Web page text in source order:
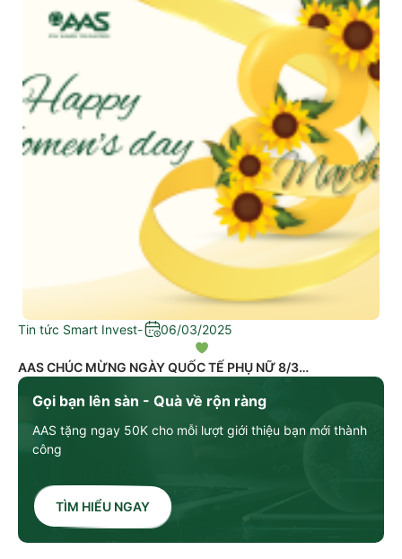
Gọi bạn lên sàn - Quà về rộn ràng
AAS tặng ngay 50K cho mỗi lượt giới thiệu bạn mới thành
công
TÌM HIỂU NGAY
Tin tức Smart Invest- 06/03/2025
AAS CHÚC MỪNG NGÀY QUỐC TẾ PHỤ NỮ 8/3